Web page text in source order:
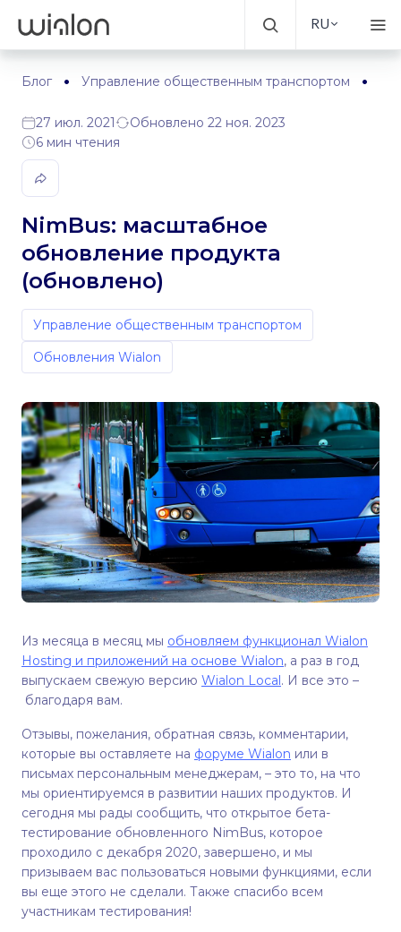
RU
Блог Управление общественным транспортом
27 июл. 2021
Обновлено 22 ноя. 2023
6 мин чтения
NimBus: масштабное
обновление продукта
(обновлено)
Управление общественным транспортом
Обновления Wialon
Из месяца в месяц мы обновляем функционал Wialon
Hosting и приложений на основе Wialon, а раз в год
выпускаем свежую версию Wialon Local. И все это –
благодаря вам.
Отзывы, пожелания, обратная связь, комментарии,
которые вы оставляете на форуме Wialon или в
письмах персональным менеджерам, – это то, на что
мы ориентируемся в развитии наших продуктов. И
сегодня мы рады сообщить, что открытое бета-
тестирование обновленного NimBus, которое
проходило с декабря 2020, завершено, и мы
призываем вас пользоваться новыми функциями, если
вы еще этого не сделали. Также спасибо всем
участникам тестирования!